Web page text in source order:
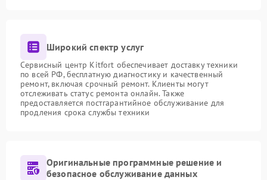
Широкий спектр услуг
Сервисный центр Kitfort обеспечивает доставку техники
по всей РФ, бесплатную диагностику и качественный
ремонт, включая срочный ремонт. Клиенты могут
отслеживать статус ремонта онлайн. Также
предоставляется постгарантийное обслуживание для
продления срока службы техники
Оригинальные программные решение и
безопасное обслуживание данных